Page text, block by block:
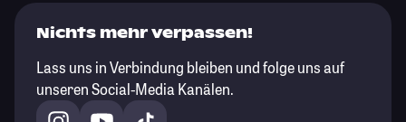
Nichts mehr verpassen!
Lass uns in Verbindung bleiben und folge uns auf
unseren Social-Media Kanälen.